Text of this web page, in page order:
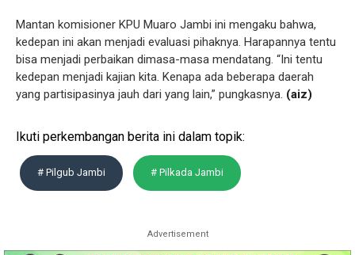
Mantan komisioner KPU Muaro Jambi ini mengaku bahwa,
kedepan ini akan menjadi evaluasi pihaknya. Harapannya tentu
bisa menjadi perbaikan dimasa-masa mendatang. “Ini tentu
kedepan menjadi kajian kita. Kenapa ada beberapa daerah
yang partisipasinya jauh dari yang lain,” pungkasnya. (aiz)
Ikuti perkembangan berita ini dalam topik:
# Pilgub Jambi # Pilkada Jambi
Advertisement